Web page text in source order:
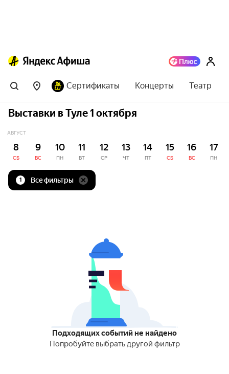
Сертификаты Концерты Театр
Выставки в Туле 1 октября
АВГУСТ
8
СБ
9
ВС
10
ПН
11
ВТ
12
СР
13
ЧТ
14
ПТ
15
СБ
16
ВС
17
ПН
1 Все фильтры
Подходящих событий не найдено
Попробуйте выбрать другой фильтр